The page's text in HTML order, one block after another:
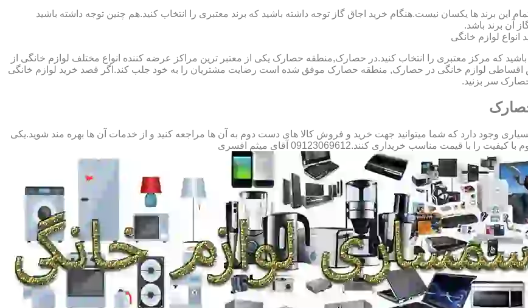
این برند ها یکسان نیست.هنگام خرید اجاق گاز توجه داشته باشید که برند معتبری را انتخاب کنید.هم چنین توجه داشته باشید
آن برند باشد.
لوازم خانگی
که مرکز معتبری را انتخاب کنید.در حصارک,منطقه حصارک یکی از معتبر ترین مراکز عرضه کننده انواع مختلف لوازم خانگی از
لوازم خانگی در حصارک, منطقه حصارک موفق شده است رضایت مشتریان را به خود جلب کند.اگر قصد خرید لوازم خانگی
سر بزنید.
وجود دارد که شما میتوانید جهت خرید و فروش کالا های دست دوم به آن ها مراجعه کنید و از خدمات آن ها بهره مند شوید.یکی
مناسب خریداری کنند.09123069612 آقای میثم افسری